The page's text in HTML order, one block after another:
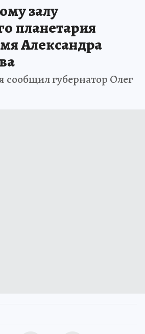
залу
планетария
Александра
сообщил губернатор Олег